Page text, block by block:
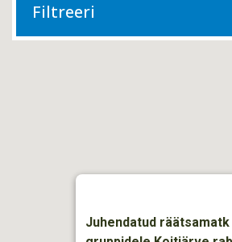
Filtreeri
Juhendatud räätsamatk